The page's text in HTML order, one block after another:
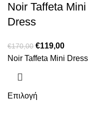
Noir Taffeta Mini
Dress
€170,00 €119,00
Νoir Taffeta Mini Dress
Επιλογή